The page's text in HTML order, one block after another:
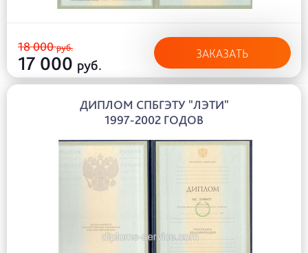
18 000руб.
17 000 руб.
ЗАКАЗАТЬ
ДИПЛОМ СПБГЭТУ "ЛЭТИ"
1997-2002 ГОДОВ